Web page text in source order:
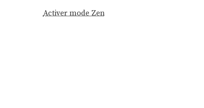
Activer mode Zen